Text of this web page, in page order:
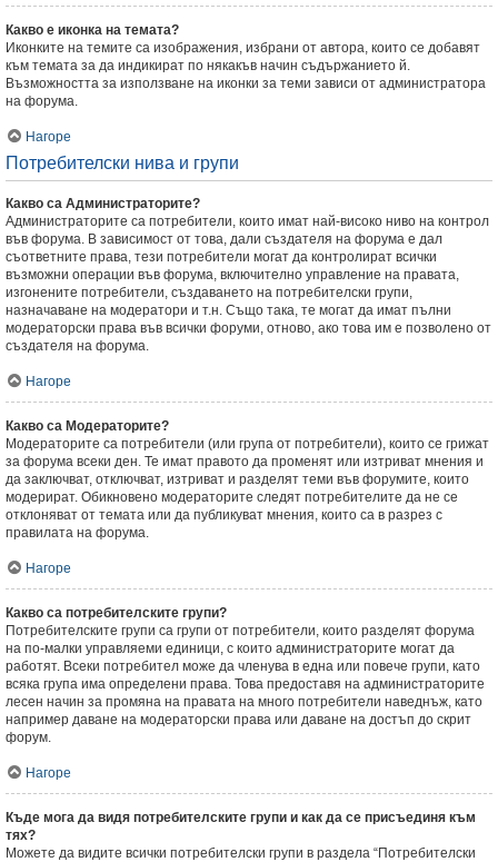
Какво е иконка на темата?
Иконките на темите са изображения, избрани от автора, които се добавят
към темата за да индикират по някакъв начин съдържанието й.
Възможността за използване на иконки за теми зависи от администратора
на форума.
Нагоре
Потребителски нива и групи
Какво са Администраторите?
Администраторите са потребители, които имат най-високо ниво на контрол
във форума. В зависимост от това, дали създателя на форума е дал
съответните права, тези потребители могат да контролират всички
възможни операции във форума, включително управление на правата,
изгонените потребители, създаването на потребителски групи,
назначаване на модератори и т.н. Също така, те могат да имат пълни
модераторски права във всички форуми, отново, ако това им е позволено от
създателя на форума.
Нагоре
Какво са Модераторите?
Модераторите са потребители (или група от потребители), които се грижат
за форума всеки ден. Те имат правото да променят или изтриват мнения и
да заключват, отключват, изтриват и разделят теми във форумите, които
модерират. Обикновено модераторите следят потребителите да не се
отклоняват от темата или да публикуват мнения, които са в разрез с
правилата на форума.
Нагоре
Какво са потребителските групи?
Потребителските групи са групи от потребители, които разделят форума
на по-малки управляеми единици, с които администраторите могат да
работят. Всеки потребител може да членува в една или повече групи, като
всяка група има определени права. Това предоставя на администраторите
лесен начин за промяна на правата на много потребители наведнъж, като
например даване на модераторски права или даване на достъп до скрит
форум.
Нагоре
Къде мога да видя потребителските групи и как да се присъединя към
тях?
Можете да видите всички потребителски групи в раздела “Потребителски